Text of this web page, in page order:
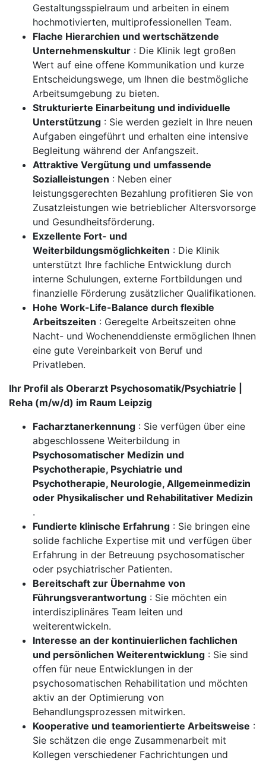
Gestaltungsspielraum und arbeiten in einem
hochmotivierten, multiprofessionellen Team.
Flache Hierarchien und wertschätzende
Unternehmenskultur : Die Klinik legt großen
Wert auf eine offene Kommunikation und kurze
Entscheidungswege, um Ihnen die bestmögliche
Arbeitsumgebung zu bieten.
Strukturierte Einarbeitung und individuelle
Unterstützung : Sie werden gezielt in Ihre neuen
Aufgaben eingeführt und erhalten eine intensive
Begleitung während der Anfangszeit.
Attraktive Vergütung und umfassende
Sozialleistungen : Neben einer
leistungsgerechten Bezahlung profitieren Sie von
Zusatzleistungen wie betrieblicher Altersvorsorge
und Gesundheitsförderung.
Exzellente Fort- und
Weiterbildungsmöglichkeiten : Die Klinik
unterstützt Ihre fachliche Entwicklung durch
interne Schulungen, externe Fortbildungen und
finanzielle Förderung zusätzlicher Qualifikationen.
Hohe Work-Life-Balance durch flexible
Arbeitszeiten : Geregelte Arbeitszeiten ohne
Nacht- und Wochenenddienste ermöglichen Ihnen
eine gute Vereinbarkeit von Beruf und
Privatleben.
Ihr Profil als Oberarzt Psychosomatik/Psychiatrie |
Reha (m/w/d) im Raum Leipzig
Facharztanerkennung : Sie verfügen über eine
abgeschlossene Weiterbildung in
Psychosomatischer Medizin und
Psychotherapie, Psychiatrie und
Psychotherapie, Neurologie, Allgemeinmedizin
oder Physikalischer und Rehabilitativer Medizin
.
Fundierte klinische Erfahrung : Sie bringen eine
solide fachliche Expertise mit und verfügen über
Erfahrung in der Betreuung psychosomatischer
oder psychiatrischer Patienten.
Bereitschaft zur Übernahme von
Führungsverantwortung : Sie möchten ein
interdisziplinäres Team leiten und
weiterentwickeln.
Interesse an der kontinuierlichen fachlichen
und persönlichen Weiterentwicklung : Sie sind
offen für neue Entwicklungen in der
psychosomatischen Rehabilitation und möchten
aktiv an der Optimierung von
Behandlungsprozessen mitwirken.
Kooperative und teamorientierte Arbeitsweise :
Sie schätzen die enge Zusammenarbeit mit
Kollegen verschiedener Fachrichtungen und